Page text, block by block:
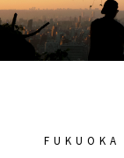
FUKUOKA